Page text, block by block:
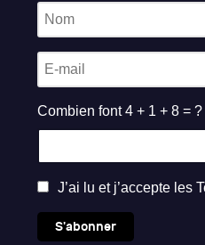
Combien font 4 + 1 + 8 = ?
J’ai lu et j’accepte les
S'abonner